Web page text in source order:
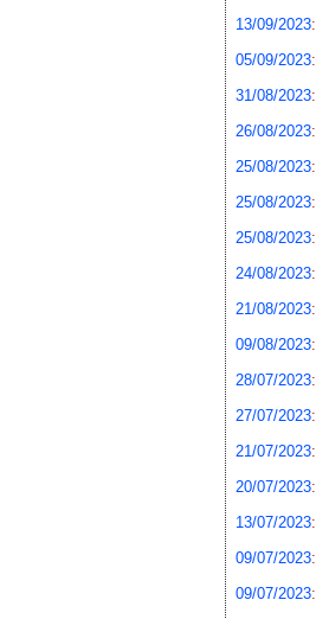
13/09/2023:
05/09/2023:
31/08/2023:
26/08/2023:
25/08/2023:
25/08/2023:
25/08/2023:
24/08/2023:
21/08/2023:
09/08/2023:
28/07/2023:
27/07/2023:
21/07/2023:
20/07/2023:
13/07/2023:
09/07/2023:
09/07/2023: